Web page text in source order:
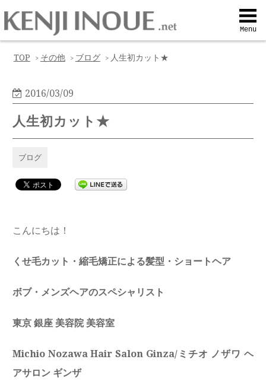
Menu
Q&A
TOP > その他 > ブログ > 人生初カット★
2016/03/09
人生初カット★
ブログ
こんにちは！
くせ毛カット・縮毛矯正による髪型・ショートヘア
ボブ・メンズヘアのスペシャリスト
東京 銀座 美容院 美容室
Michio Nozawa Hair Salon Ginza/ミチオ ノザワ ヘ
アサロン ギンザ